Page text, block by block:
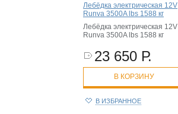
Лебёдка электрическая 12V
Runva 3500A lbs 1588 кг
Лебёдка электрическая 12V
Runva 3500A lbs 1588 кг
23 650 Р.
В КОРЗИНУ
В ИЗБРАННОЕ